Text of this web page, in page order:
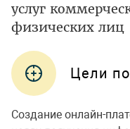
услуг
физических лиц
Цели
Создание онлайн-